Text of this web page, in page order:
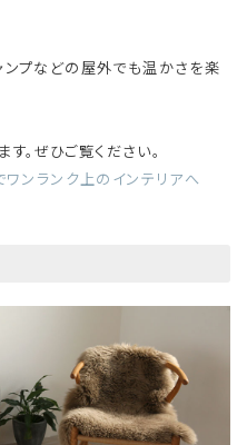
プなどの屋外でも温かさを楽
。ぜひご覧ください。
ワンランク上のインテリアへ